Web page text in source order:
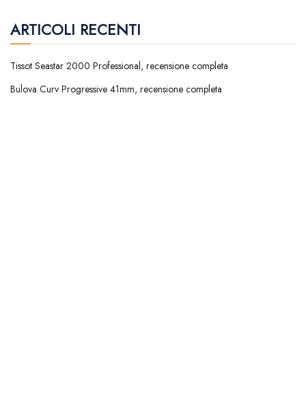
ARTICOLI RECENTI
Tissot Seastar 2000 Professional, recensione completa
Bulova Curv Progressive 41mm, recensione completa